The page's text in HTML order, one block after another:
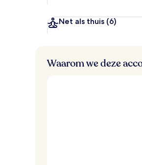
Net als thuis (6)
Waarom we deze